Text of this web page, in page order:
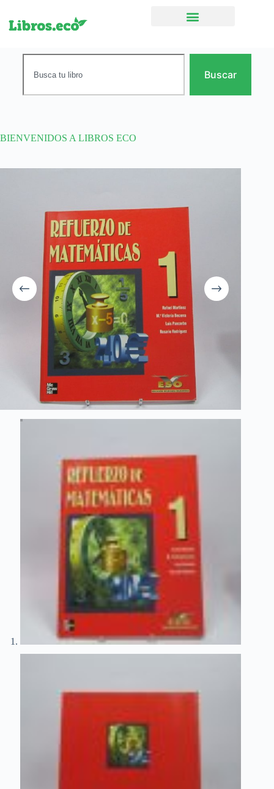
Buscar
BIENVENIDOS A LIBROS ECO